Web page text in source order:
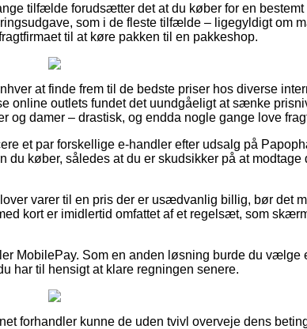
tilfælde forudsætter det at du køber for en bestemt
som i de fleste tilfælde – ligegyldigt om
til at køre pakken til en pakkeshop.
at finde frem til de bedste priser hos diverse
online outlets fundet det uundgåeligt at sænke
og damer – drastisk, og endda nogle gange love
et par forskellige e-handler efter udsalg på
du køber, således at du er skudsikker på at modtage
varer til en pris der er usædvanlig billig, bør det
kort er imidlertid omfattet af et regelsæt, som
MobilePay. Som en anden løsning burde du vælge
har til hensigt at klare regningen senere.
forhandler kunne de uden tvivl overveje dens